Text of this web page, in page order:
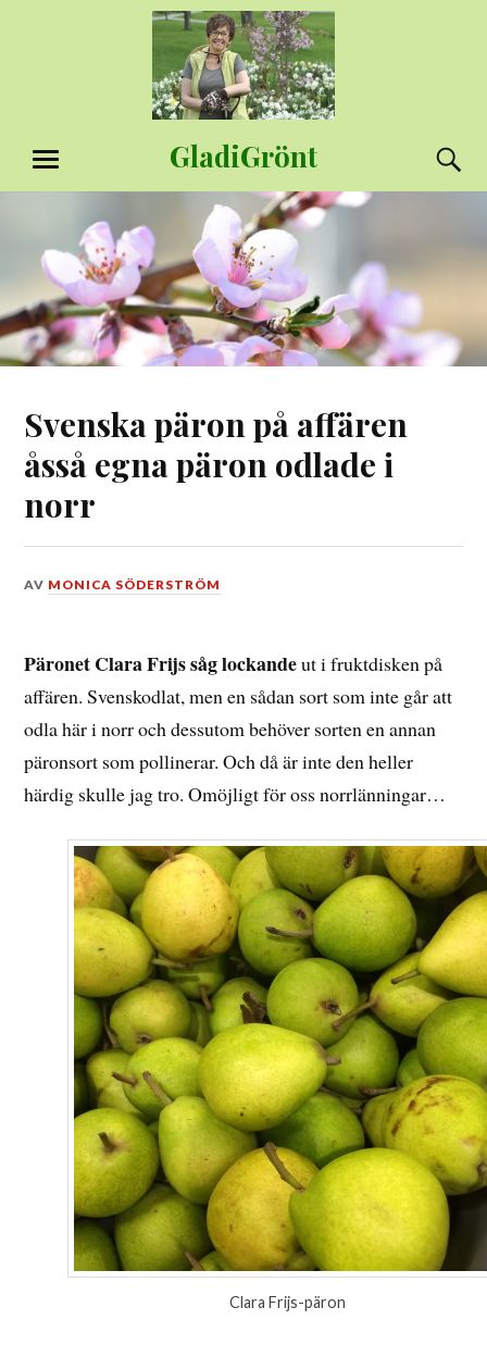
GladiGrönt
MENY
Svenska päron på affären
åsså egna päron odlade i
norr
DEN
2017
AV MONICA SÖDERSTRÖM
Päronet Clara Frijs såg lockandeut i fruktdisken på
affären. Svenskodlat, men en sådan sort som inte går att
odla här i norr och dessutom behöver sorten en annan
päronsort som pollinerar. Och då är inte den heller
härdig skulle jag tro. Omöjligt för oss norrlänningar…
Clara Frijs-päron